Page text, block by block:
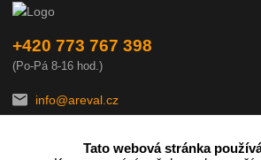
+420 773 767 398
(Po-Pá 8-16 hod.)
info@areval.cz
Tato webová stránka